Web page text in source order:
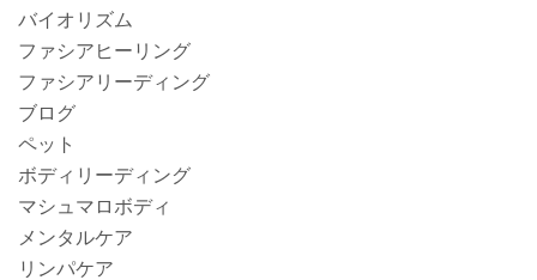
バイオリズム
ファシアヒーリング
ファシアリーディング
ブログ
ペット
ボディリーディング
マシュマロボディ
メンタルケア
リンパケア